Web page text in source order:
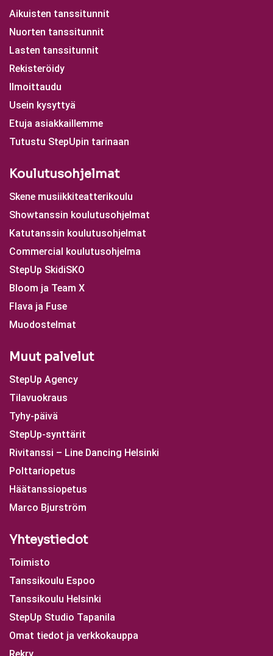
Aikuisten tanssitunnit
Nuorten tanssitunnit
Lasten tanssitunnit
Rekisteröidy
Ilmoittaudu
Usein kysyttyä
Etuja asiakkaillemme
Tutustu StepUpin tarinaan
Koulutusohjelmat
Skene musiikkiteatterikoulu
Showtanssin koulutusohjelmat
Katutanssin koulutusohjelmat
Commercial koulutusohjelma
StepUp SkidiSKO
Bloom ja Team X
Flava ja Fuse
Muodostelmat
Muut palvelut
StepUp Agency
Tilavuokraus
Tyhy-päivä
StepUp-synttärit
Rivitanssi – Line Dancing Helsinki
Polttariopetus
Häätanssiopetus
Marco Bjurström
Yhteystiedot
Toimisto
Tanssikoulu Espoo
Tanssikoulu Helsinki
StepUp Studio Tapanila
Omat tiedot ja verkkokauppa